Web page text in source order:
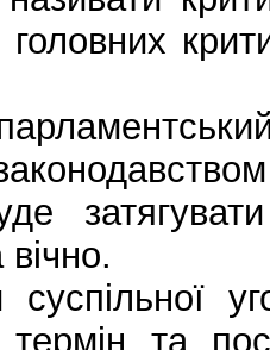
головних
та